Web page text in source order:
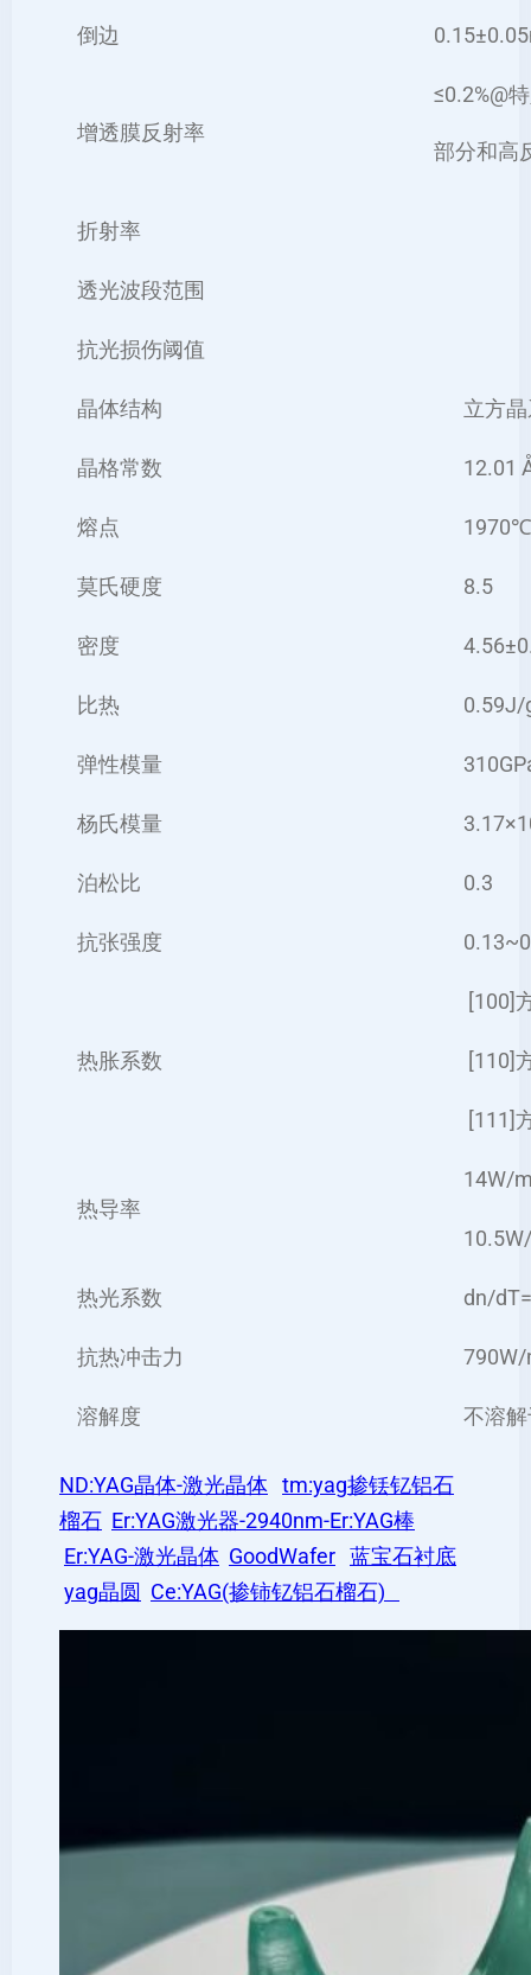
倒边
增透膜反射率
≤0.2%@
部分和高
折射率
透光波段范围
抗光损伤阈值
晶体结构 立方
晶格常数 12.01
熔点 1970℃
莫氏硬度 8.5
密度
比热 0.59J/
弹性模量
杨氏模量
泊松比 0.3
抗张强度
热胀系数
[100]
[110]
[111]
热导率
14W/
热光系数 dn/
抗热冲击力 790W/
溶解度 不溶
ND:YAG晶体-激光晶体 tm:yag掺铥钇铝石
榴石 Er:YAG激光器-2940nm-Er:YAG棒
Er:YAG-激光晶体 GoodWafer 蓝宝石衬底
yag晶圆 Ce:YAG(掺铈钇铝石榴石)